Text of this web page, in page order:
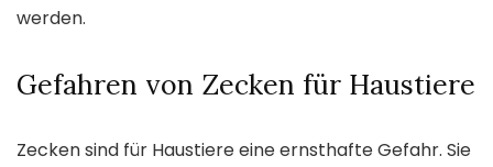
werden.
Gefahren von Zecken für Haustiere
Zecken sind für Haustiere eine ernsthafte Gefahr. Sie